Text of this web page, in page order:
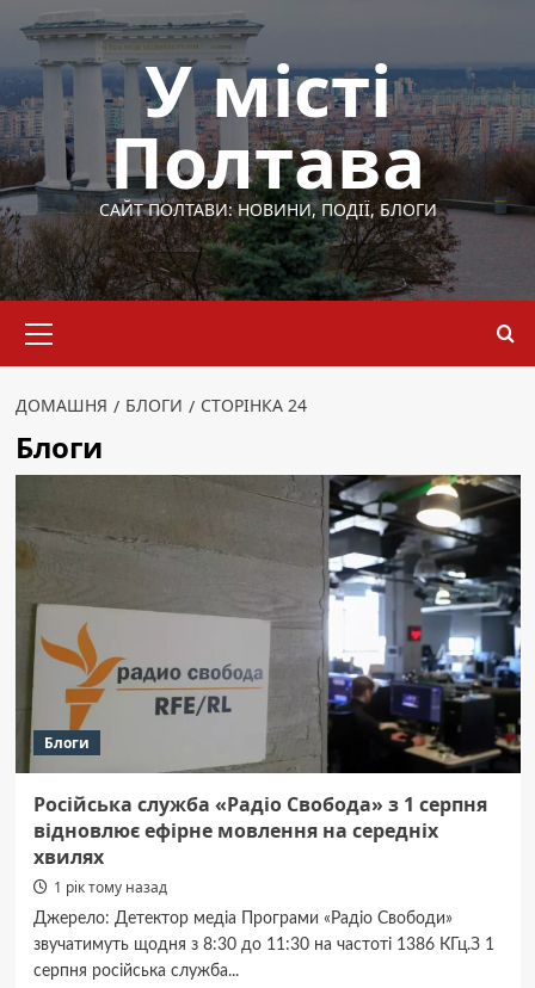
Перейти
вмісту
У місті
Полтава
САЙТ ПОЛТАВИ: НОВИНИ, ПОДІЇ, БЛОГИ
меню
ДОМАШНЯ БЛОГИ СТОРІНКА 24
Блоги
Блоги
Російська служба «Радіо Свобода» з 1 серпня
відновлює ефірне мовлення на середніх
хвилях
1 рік тому назад
Джерело: Детектор медіа Програми «Радіо Свободи»
звучатимуть щодня з 8:30 до 11:30 на частоті 1386 КГц.З 1
серпня російська служба...